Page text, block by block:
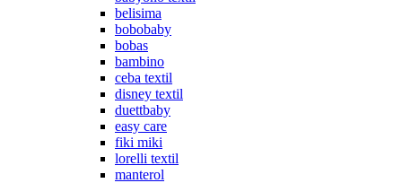
belisima
bobobaby
bobas
bambino
ceba textil
disney textil
duettbaby
easy care
fiki miki
lorelli textil
manterol